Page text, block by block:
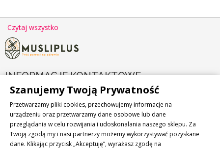
Czytaj wszystko
PRODUKTY 
NASZA FIRMA 
INFORMACJE KONTAKTOWE 
Szanujemy Twoją Prywatność
Przetwarzamy pliki cookies, przechowujemy informacje na
urządzeniu oraz przetwarzamy dane osobowe lub dane
przeglądania w celu rozwijania i udoskonalania naszego sklepu. Za
Twoją zgodą my i nasi partnerzy możemy wykorzystywać pozyskane
dane. Klikając przycisk „Akceptuję”, wyrażasz zgodę na